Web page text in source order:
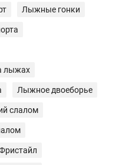
Лыжные гонки
лыжах
Лыжное двоеборье
слалом